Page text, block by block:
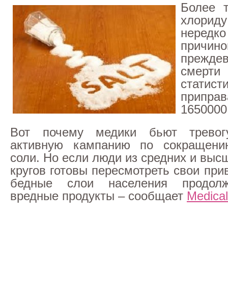
Более
Вот почему медики бьют
активную кампанию по
соли. Но если люди из средних и
кругов готовы пересмотреть свои
бедные слои населения
вредные продукты – сообщает